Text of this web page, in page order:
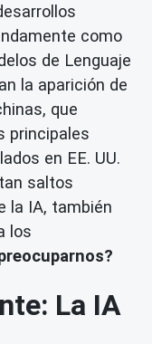
como
de Lenguaje
la aparición de
que
principales
en EE. UU.
saltos
la IA, también
los
La IA